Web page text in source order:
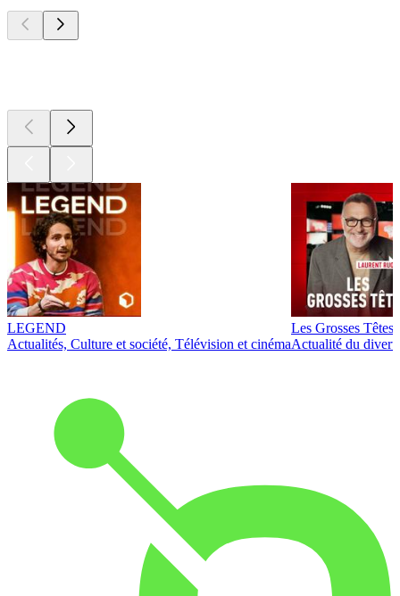
LEGEND
Actualités, Culture et société, Télévision et cinéma
Les Grosses Têtes
Actualité du